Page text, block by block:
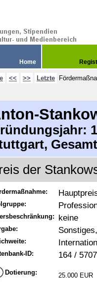
Home
<< >> Letzte
der
keine
ID: 164 / 5707
Dotierung: 25.000 EUR